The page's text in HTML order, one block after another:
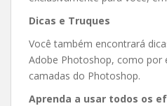
Dicas e Truques
Você também encontrará
Adobe Photoshop, como por
camadas do Photoshop.
Aprenda a usar todos os